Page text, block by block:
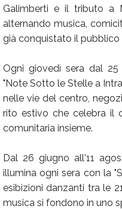
Galimberti e il tributo a
alternando musica,
già conquistato il pubblico
Ogni giovedì sera dal
"Note Sotto le Stelle a
nelle vie del centro,
rito estivo che celebra il
comunitaria insieme.
Dal 26 giugno all'11
illumina ogni sera con la
esibizioni danzanti tra le
musica si fondono in uno